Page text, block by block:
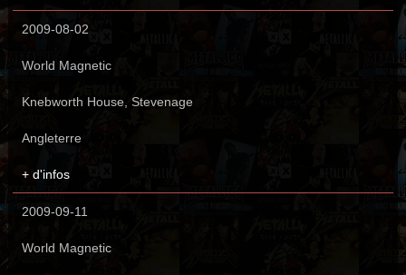
2009-08-02
World Magnetic
Knebworth House, Stevenage
Angleterre
+ d'infos
2009-09-11
World Magnetic